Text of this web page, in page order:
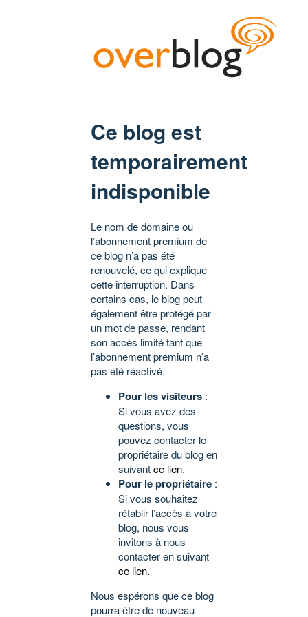
Ce blog est
temporairement
indisponible
Le nom de domaine ou
l’abonnement premium de
ce blog n’a pas été
renouvelé, ce qui explique
cette interruption. Dans
certains cas, le blog peut
également être protégé par
un mot de passe, rendant
son accès limité tant que
l’abonnement premium n’a
pas été réactivé.
Pour les visiteurs :
Si vous avez des
questions, vous
pouvez contacter le
propriétaire du blog en
suivantce lien.
Pour le propriétaire :
Si vous souhaitez
rétablir l’accès à votre
blog, nous vous
invitons à nous
contacter en suivant
ce lien.
Nous espérons que ce blog
pourra être de nouveau